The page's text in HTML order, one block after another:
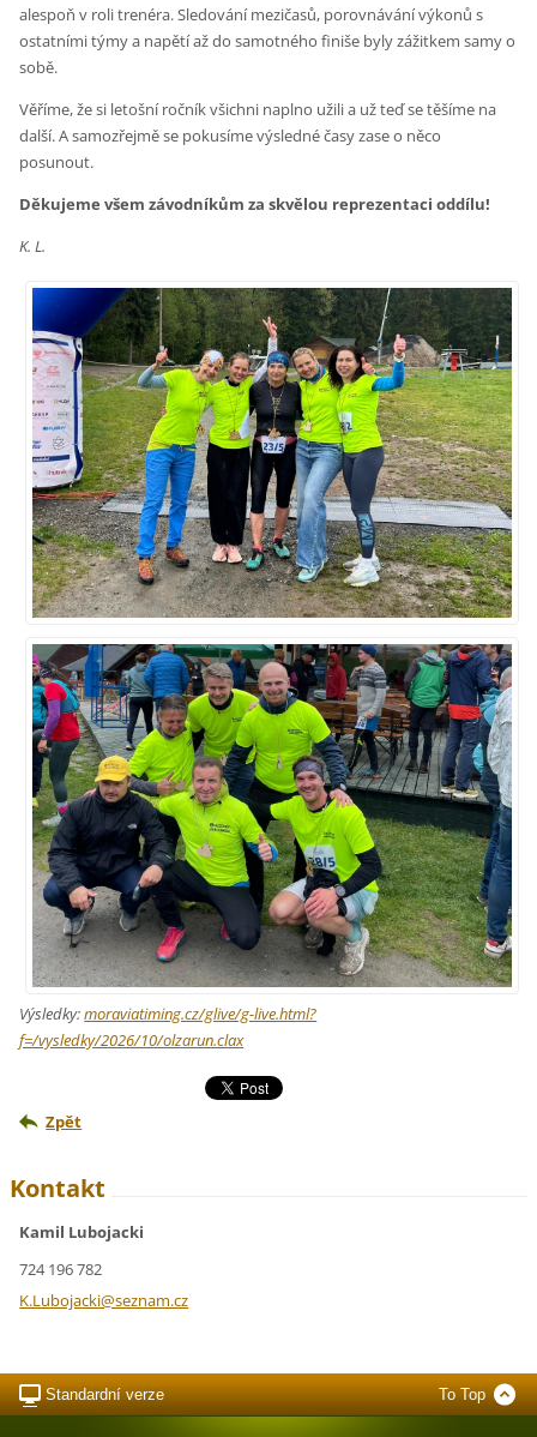
alespoň v roli trenéra. Sledování mezičasů, porovnávání výkonů s
ostatními týmy a napětí až do samotného finiše byly zážitkem samy o
sobě.
Věříme, že si letošní ročník všichni naplno užili a už teď se těšíme na
další. A samozřejmě se pokusíme výsledné časy zase o něco
posunout.
Děkujeme všem závodníkům za skvělou reprezentaci oddílu!
K. L.
Výsledky:moraviatiming.cz/glive/g-live.html?
f=/vysledky/2026/10/olzarun.clax
Zpět
Kontakt
Kamil Lubojacki
724 196 782
K.Lubojacki@seznam.cz
Standardní verze To Top